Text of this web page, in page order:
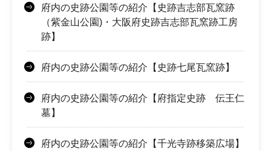
府内の史跡公園等の紹介【史跡吉志部瓦窯跡
（紫金山公園)・大阪府史跡吉志部瓦窯跡工房
跡】
府内の史跡公園等の紹介【史跡七尾瓦窯跡】
府内の史跡公園等の紹介【府指定史跡 伝王仁
墓】
府内の史跡公園等の紹介【千光寺跡移築広場】